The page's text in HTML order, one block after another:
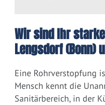
Wir sind Ihr
Lengsdorf (Bonn)
Eine Rohrverstopfung
Mensch kennt die
Sanitärbereich, in der